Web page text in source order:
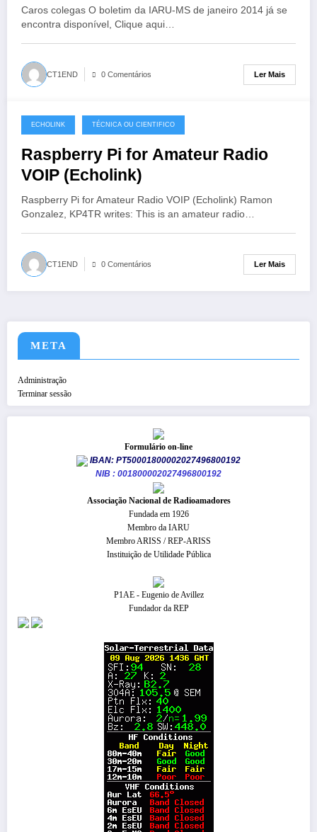
Caros colegas O boletim da IARU-MS de janeiro 2014 já se
encontra disponível, Clique aqui…
CT1END 0 Comentários Ler Mais
08/02/2014
ECHOLINK TÉCNICA OU CIENTIFICO
Raspberry Pi for Amateur Radio
VOIP (Echolink)
Raspberry Pi for Amateur Radio VOIP (Echolink) Ramon
Gonzalez, KP4TR writes: This is an amateur radio…
CT1END 0 Comentários Ler Mais
META
Administração
Terminar sessão
Formulário on-line
IBAN: PT50001800002027496800192
NIB : 001800002027496800192
​Associação Nacional de Radioamadores
Fundada em 1926
Membro da IARU
Membro ARISS / REP-ARISS
Instituição de Utilidade Pública
P1AE - Eugenio de Avillez
Fundador da REP